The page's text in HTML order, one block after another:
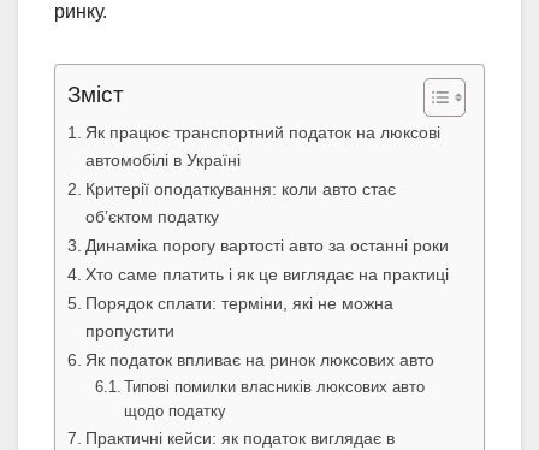
ринку.
Зміст
Як працює транспортний податок на люксові
автомобілі в Україні
Критерії оподаткування: коли авто стає
об’єктом податку
Динаміка порогу вартості авто за останні роки
Хто саме платить і як це виглядає на практиці
Порядок сплати: терміни, які не можна
пропустити
Як податок впливає на ринок люксових авто
Типові помилки власників люксових авто
щодо податку
Практичні кейси: як податок виглядає в